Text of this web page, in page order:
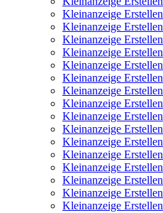
Kleinanzeige Erstellen
Kleinanzeige Erstellen
Kleinanzeige Erstellen
Kleinanzeige Erstellen
Kleinanzeige Erstellen
Kleinanzeige Erstellen
Kleinanzeige Erstellen
Kleinanzeige Erstellen
Kleinanzeige Erstellen
Kleinanzeige Erstellen
Kleinanzeige Erstellen
Kleinanzeige Erstellen
Kleinanzeige Erstellen
Kleinanzeige Erstellen
Kleinanzeige Erstellen
Kleinanzeige Erstellen